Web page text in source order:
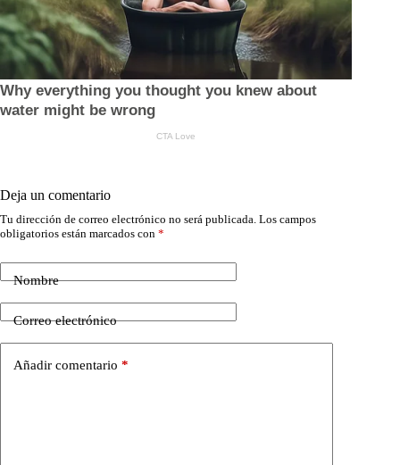
Deja un comentario
Tu dirección de correo electrónico no será publicada. Los campos
obligatorios están marcados con *
Nombre
Correo electrónico
Añadir comentario *